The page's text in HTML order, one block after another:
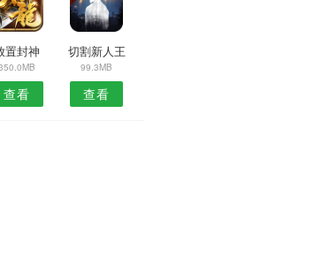
置封神
查看
切割新人王
99.3MB
查看